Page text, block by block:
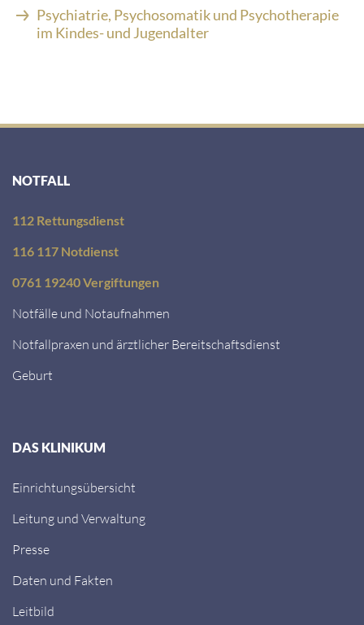
A
d
e
Psychiatrie, Psychosomatik und Psychotherapie
im Kindes- und Jugendalter
NOTFALL
112 Rettungsdienst
116 117 Notdienst
0761 19240 Vergiftungen
Notfälle und Notaufnahmen
Notfallpraxen und ärztlicher Bereitschaftsdienst
Geburt
DAS KLINIKUM
Einrichtungsübersicht
Leitung und Verwaltung
Presse
Daten und Fakten
Leitbild